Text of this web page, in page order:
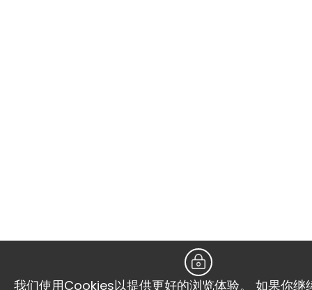
我们使用Cookies以提供更好的浏览体验。 如果你继